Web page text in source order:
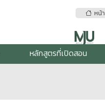
หน้า
หลักสูตรที่เปิดสอน